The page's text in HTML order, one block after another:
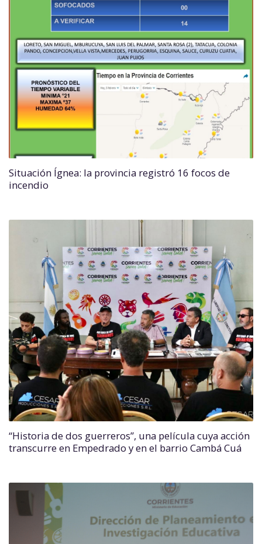
Situación Ígnea: la provincia registró 16 focos de
incendio
“Historia de dos guerreros”, una película cuya acción
transcurre en Empedrado y en el barrio Cambá Cuá